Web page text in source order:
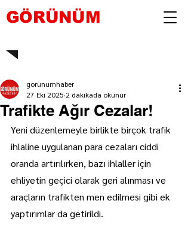
GÖRÜNÜM
Trafikte Ağır Cezalar!
gorunumhaber
27 Eki 2025 2 dakikada okunur
Yeni düzenlemeyle birlikte birçok trafik
ihlaline uygulanan para cezaları ciddi
oranda artırılırken, bazı ihlaller için
ehliyetin geçici olarak geri alınması ve
araçların trafikten men edilmesi gibi ek
yaptırımlar da getirildi.